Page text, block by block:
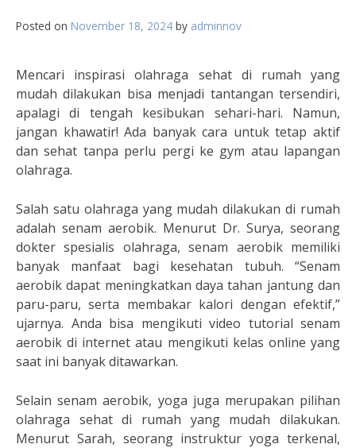
Posted on November 18, 2024 by adminnov
Mencari inspirasi olahraga sehat di rumah yang
mudah dilakukan bisa menjadi tantangan tersendiri,
apalagi di tengah kesibukan sehari-hari. Namun,
jangan khawatir! Ada banyak cara untuk tetap aktif
dan sehat tanpa perlu pergi ke gym atau lapangan
olahraga.
Salah satu olahraga yang mudah dilakukan di rumah
adalah senam aerobik. Menurut Dr. Surya, seorang
dokter spesialis olahraga, senam aerobik memiliki
banyak manfaat bagi kesehatan tubuh. “Senam
aerobik dapat meningkatkan daya tahan jantung dan
paru-paru, serta membakar kalori dengan efektif,”
ujarnya. Anda bisa mengikuti video tutorial senam
aerobik di internet atau mengikuti kelas online yang
saat ini banyak ditawarkan.
Selain senam aerobik, yoga juga merupakan pilihan
olahraga sehat di rumah yang mudah dilakukan.
Menurut Sarah, seorang instruktur yoga terkenal,